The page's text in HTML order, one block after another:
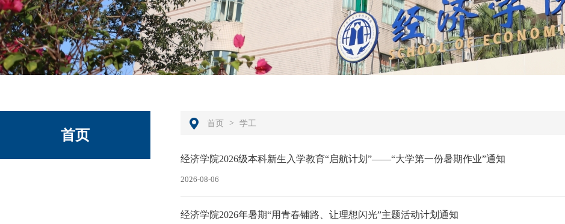
首页
首页 > 学工
经济学院2026级本科新生入学教育“启航计划”——“大学第一份暑期作业”通知
2026-08-06
经济学院2026年暑期“用青春铺路、让理想闪光”主题活动计划通知